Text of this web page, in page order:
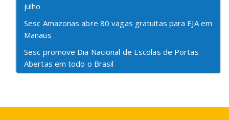
julho
Sesc Amazonas abre 80 vagas gratuitas para EJA em
Manaus
Sesc promove Dia Nacional de Escolas de Portas
Abertas em todo o Brasil